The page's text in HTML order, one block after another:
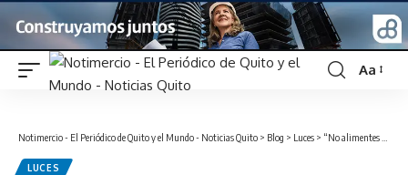
Font
Aa
Notimercio - El Periódico de Quito y el Mundo - Noticias Quito > Blog > Luces > “No alimentes a los niños”, el primer largometraje de Destry Allyn Spielberg, llega a los cines de Ecuador
LUCES